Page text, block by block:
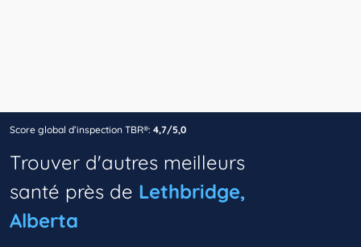
Score global d’inspection TBR®: 4,7/5,0
Trouver d'autres meilleurs
santé près de Lethbridge,
Alberta